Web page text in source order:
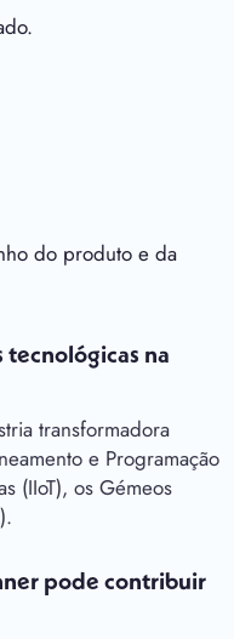
do produto e da
tecnológicas na
transformadora
e Programação
(IIoT), os Gémeos
pode contribuir